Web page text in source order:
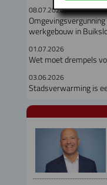
08.07.2026
werkgebouw in
01.07.2026
Wet moet drempels
03.06.2026
Stadsverwarming is